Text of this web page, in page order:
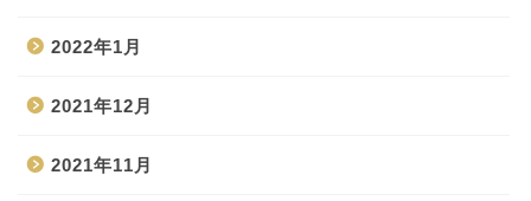
2022年1月
2021年12月
2021年11月